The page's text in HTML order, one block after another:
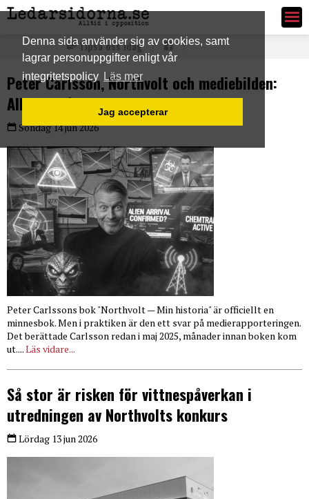
Denna sida använder sig av cookies, samt
lagrar personuppgifter enligt vår
integritetspolicy Läs mer
Jag accepterar
Ledarsidorna.se
Tipsa oss idag
Peter Carlsson, Northvolt och mediebilden:
Allt var någon annans fel
Söndag 14 jun 2026
Peter Carlssons bok "Northvolt — Min historia" är officiellt en
minnesbok. Men i praktiken är den ett svar på medierapporteringen.
Det berättade Carlsson redan i maj 2025, månader innan boken kom
ut....Läs vidare...
Så stor är risken för vittnespåverkan i
utredningen av Northvolts konkurs
Lördag 13 jun 2026